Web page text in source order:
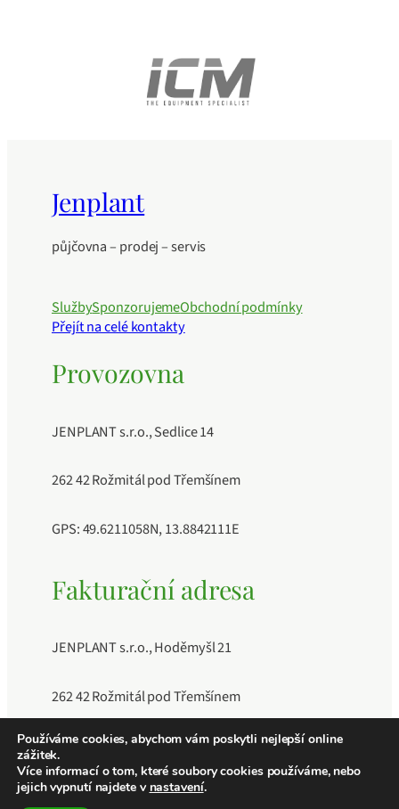
Jenplant
půjčovna – prodej – servis
SlužbySponzorujemeObchodní podmínky
Přejít na celé kontakty
Provozovna
JENPLANT s.r.o., Sedlice 14
262 42 Rožmitál pod Třemšínem
GPS: 49.6211058N, 13.8842111E
Fakturační adresa
JENPLANT s.r.o., Hoděmyšl 21
262 42 Rožmitál pod Třemšínem
IČO: 11883189, DIČ: CZ11883189, Číslo účtu:
241040409/0600
Používáme cookies, abychom vám poskytli nejlepší online
zážitek.
Více informací o tom, které soubory cookies používáme, nebo
jejich vypnutí najdete v nastavení.